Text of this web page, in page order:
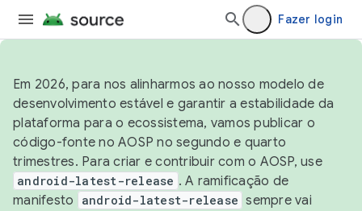
Fazer login
Em 2026, para nos alinharmos ao nosso modelo de
desenvolvimento estável e garantir a estabilidade da
plataforma para o ecossistema, vamos publicar o
código-fonte no AOSP no segundo e quarto
trimestres. Para criar e contribuir com o AOSP, use
android-latest-release . A ramificação de
manifesto
android-latest-release sempre vai